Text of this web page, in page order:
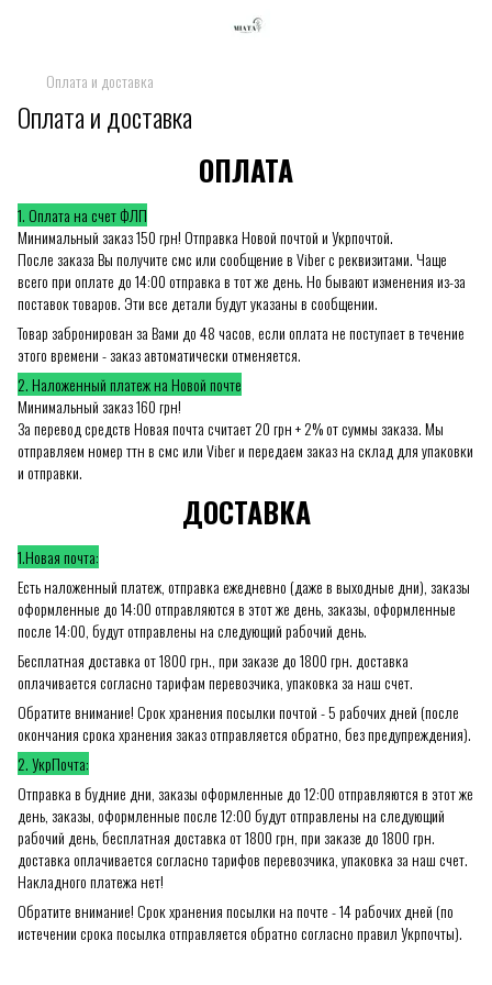
Оплата и доставка
Оплата и доставка
ОПЛАТА
1. Оплата на счет ФЛП
Минимальный заказ 150 грн! Отправка Новой почтой и Укрпочтой.
После заказа Вы получите смс или сообщение в Viber с реквизитами. Чаще
всего при оплате до 14:00 отправка в тот же день. Но бывают изменения из-за
поставок товаров. Эти все детали будут указаны в сообщении.
Товар забронирован за Вами до 48 часов, если оплата не поступает в течение
этого времени - заказ автоматически отменяется.
2. Наложенный платеж на Новой почте
Минимальный заказ 160 грн!
За перевод средств Новая почта считает 20 грн + 2% от суммы заказа. Мы
отправляем номер ттн в смс или Viber и передаем заказ на склад для упаковки
и отправки.
ДОСТАВКА
1.Новая почта:
Есть наложенный платеж, отправка ежедневно (даже в выходные дни), заказы
оформленные до 14:00 отправляются в этот же день, заказы, оформленные
после 14:00, будут отправлены на следующий рабочий день.
Бесплатная доставка от 1800 грн., при заказе до 1800 грн. доставка
оплачивается согласно тарифам перевозчика, упаковка за наш счет.
Обратите внимание! Срок хранения посылки почтой - 5 рабочих дней (после
окончания срока хранения заказ отправляется обратно, без предупреждения).
2. УкрПочта:
Отправка в будние дни, заказы оформленные до 12:00 отправляются в этот же
день, заказы, оформленные после 12:00 будут отправлены на следующий
рабочий день, бесплатная доставка от 1800 грн, при заказе до 1800 грн.
доставка оплачивается согласно тарифов перевозчика, упаковка за наш счет.
Накладного платежа нет!
Обратите внимание! Срок хранения посылки на почте - 14 рабочих дней (по
истечении срока посылка отправляется обратно согласно правил Укрпочты).